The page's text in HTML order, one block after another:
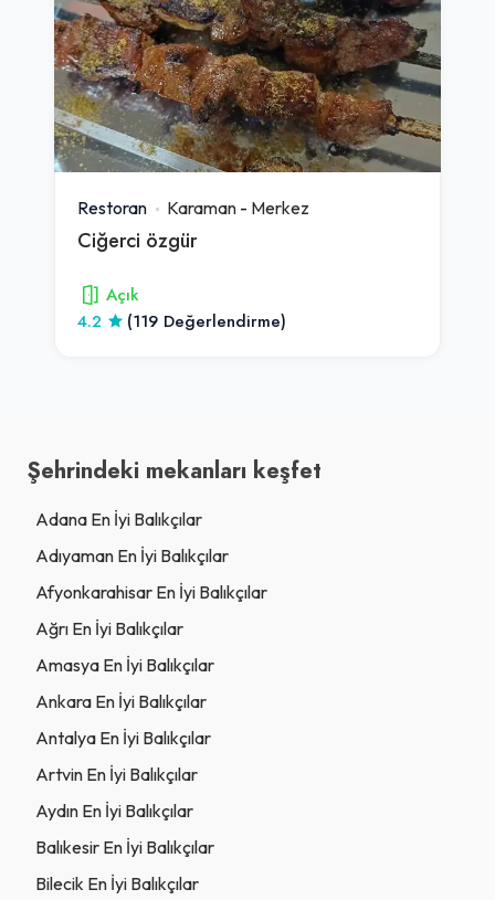
Restoran Karaman - Merkez
Ciğerci özgür
Açık
4.2
(119 Değerlendirme)
Şehrindeki mekanları keşfet
Adana En İyi Balıkçılar
Adıyaman En İyi Balıkçılar
Afyonkarahisar En İyi Balıkçılar
Ağrı En İyi Balıkçılar
Amasya En İyi Balıkçılar
Ankara En İyi Balıkçılar
Antalya En İyi Balıkçılar
Artvin En İyi Balıkçılar
Aydın En İyi Balıkçılar
Balıkesir En İyi Balıkçılar
Bilecik En İyi Balıkçılar